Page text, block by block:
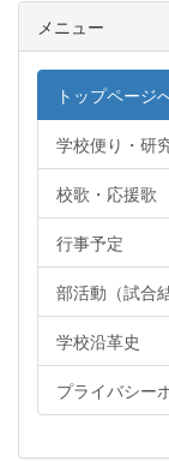
メニュー
トップページ
学校便り・研
校歌・応援歌
行事予定
部活動（試合
学校沿革史
プライバシー